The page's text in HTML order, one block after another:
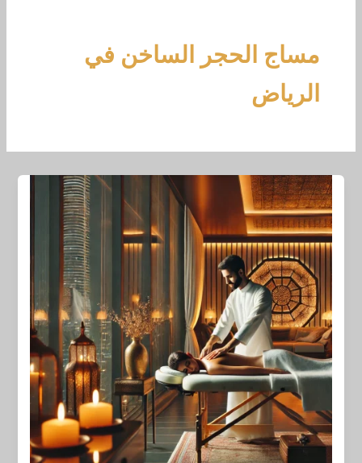
مساج الحجر الساخن في
الرياض